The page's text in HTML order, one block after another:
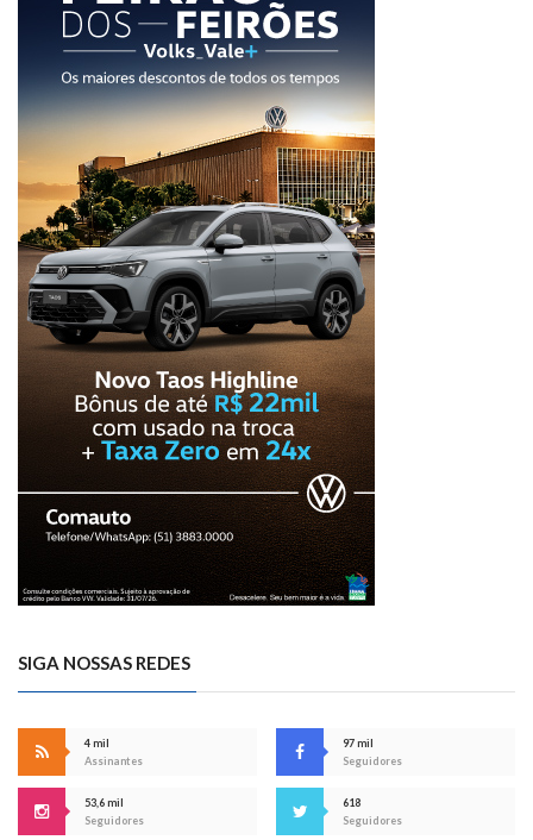
SIGA NOSSAS REDES
4 mil
Assinantes
97 mil
Seguidores
53,6 mil
Seguidores
618
Seguidores